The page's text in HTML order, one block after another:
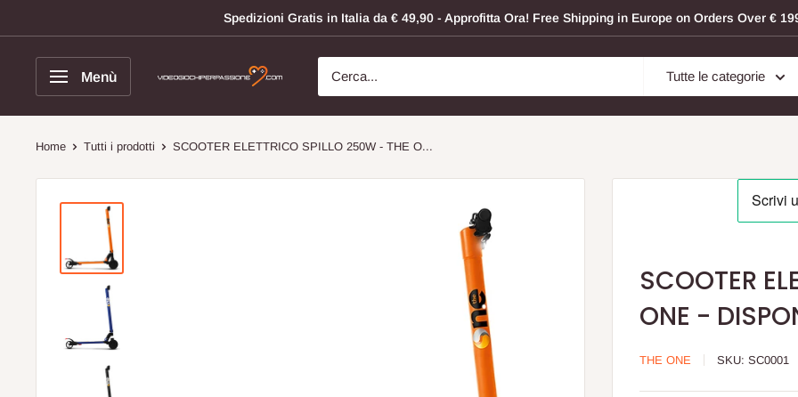
al
contenuto
Spedizioni Gratis in Italia da € 49,90 - Approfitta Ora! Free Shipping in Europe on Orders Over €
Menù
Videogiochi
Tutte le categorie
Home Tutti i prodotti SCOOTER ELETTRICO SPILLO 250W - THE O...
SCOOTER
ONE -
THE ONE SKU: SC0001